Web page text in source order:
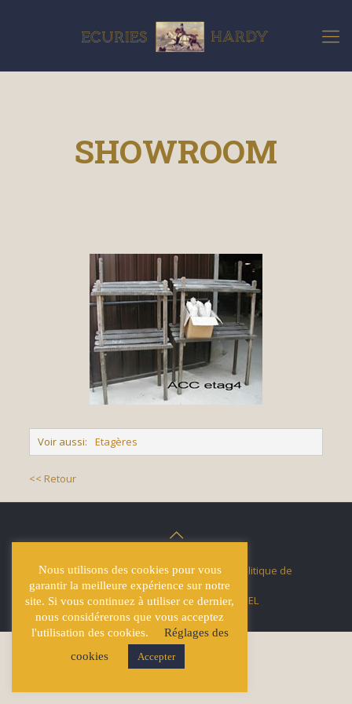
SHOWROOM
Voir aussi: Etagères
<< Retour
© Écuries Hardy -Mentions légales
- Politique de
confidentialité
Site développé parLucas GICQUEL
Nous utilisons des cookies pour vous
garantir la meilleure expérience sur notre
site. Si vous continuez à utiliser ce dernier,
nous considérerons que vous acceptez
l'utilisation des cookies.
Réglages des
cookies
Accepter